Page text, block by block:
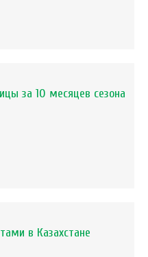
за 10 месяцев сезона
в Казахстане